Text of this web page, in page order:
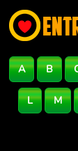
A B
L M